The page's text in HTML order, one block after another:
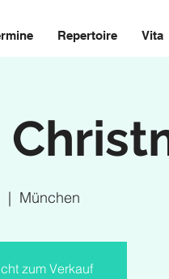
Repertoire Vita
  |
München
zum Verkauf